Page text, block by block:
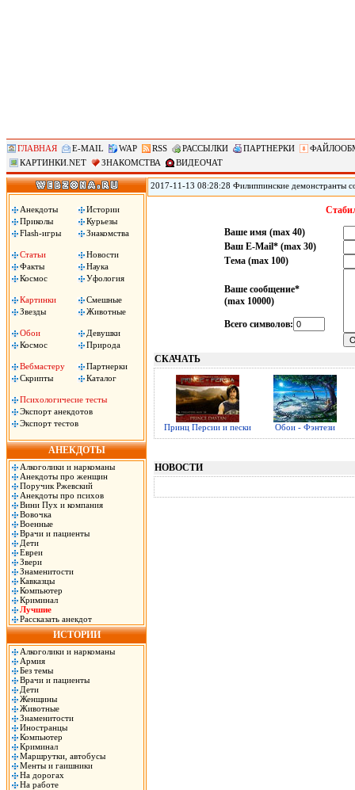
ГЛАВНАЯ E-MAIL WAP RSS РАССЫЛКИ ПАРТНЕРКИ
КАРТИНКИ.NET
ЗНАКОМСТВА ВИДЕОЧАТ
Анекдоты
Истории
Приколы
Курьезы
Flash-игры
Знакомства
Статьи
Новости
Факты
Наука
Космос
Уфология
Картинки
Смешные
Звезды
Животные
Обои
Девушки
Космос
Природа
Вебмастеру
Партнерки
Скрипты
Каталог
Психологичесие тесты
Экспорт анекдотов
Экспорт тестов
АНЕКДОТЫ
Алкоголики и наркоманы
Анекдоты про женщин
Поручик Ржевский
Анекдоты про психов
Вини Пух и компания
Вовочка
Военные
Врачи и пациенты
Дети
Евреи
Звери
Знаменитости
Кавказцы
Компьютер
Криминал
Лучшие
Рассказать анекдот
ИСТОРИИ
Алкоголики и наркоманы
Армия
Без темы
Врачи и пациенты
Дети
Женщины
Животные
Знаменитости
Иностранцы
Компьютер
Криминал
Маршрутки, автобусы
Менты и гаишники
На дорогах
На работе
2017-11-13 08:28:28 Филиппинские демонстранты
против «американского империализма» сожгли
Ассоциации государств Юго-Восточной Азии
вместе с началом 31-го саммита АСЕАН.
Ваше имя (max 40)
Ваш E-Mail* (max 30)
Тема (max 100)
Ваше сообщение*
(max 10000)
Всего символов:
СКАЧАТЬ
Принц Персии и пески Обои - Фэнтези
НОВОСТИ